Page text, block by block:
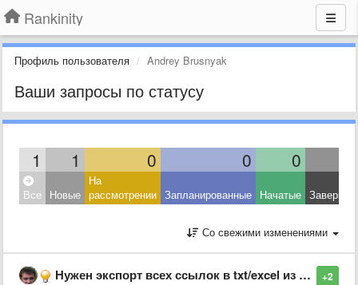
Rankinity
Профиль пользователя Andrey Brusnyak
Ваши запросы по статусу
1 1 0 0 0
Все Новые
На
рассмотрении Запланированные Начатые
Со свежими изменениями
+2
Нужен экспорт всех ссылок в txt/excel из раздела "Ссылки"